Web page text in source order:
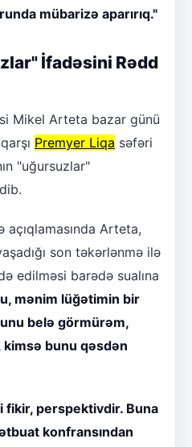
mübarizə aparırıq."
İfadəsini Rədd
Mikel Arteta bazar günü
Premyer Liqa səfəri
"uğursuzlar"
Arteta,
son təkərlənmə ilə
edilməsi barədə sualına
mənim lüğətimin bir
belə görmürəm,
bunu qəsdən
fikir, perspektivdir. Buna
konfransından